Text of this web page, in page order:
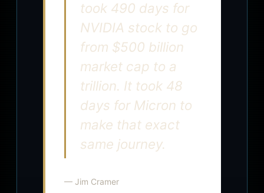
took 490 days for
NVIDIA stock to go
from $500 billion
market cap to a
trillion. It took 48
days for Micron to
make that exact
same journey.
— Jim Cramer